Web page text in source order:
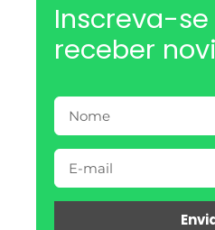
Inscreva-
receber